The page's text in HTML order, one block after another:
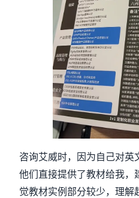
咨询艾威时，因为自己对英
他们直接提供了教材给我，
觉教材实例部分较少，理